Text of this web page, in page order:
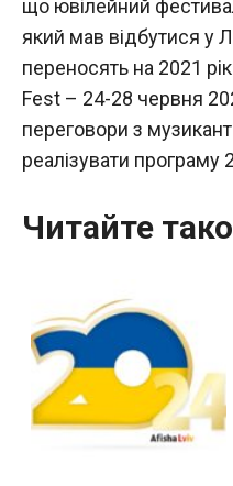
що ювілейний
який мав відбутися у
переносять на 2021
Fest – 24-28 червня
переговори з
реалізувати програму
Читайте